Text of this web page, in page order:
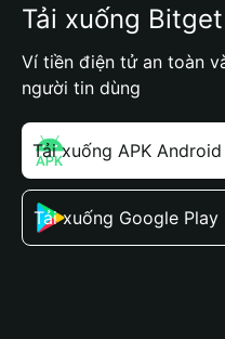
Tải xuống
Ví tiền điện tử an toàn
người tin dùng
Tải xuống APK Android
Tải xuống Google Play